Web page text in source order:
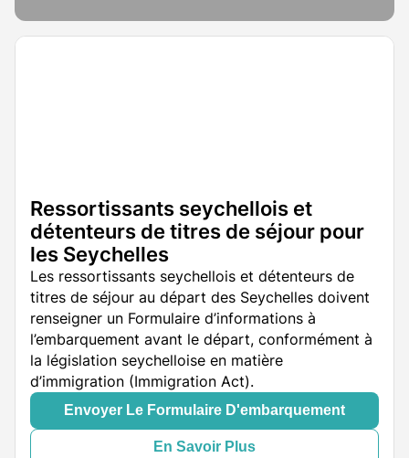
Ressortissants seychellois et
détenteurs de titres de séjour pour
les Seychelles
Les ressortissants seychellois et détenteurs de
titres de séjour au départ des Seychelles doivent
renseigner un Formulaire d’informations à
l’embarquement avant le départ, conformément à
la législation seychelloise en matière
d’immigration (Immigration Act).
Envoyer Le Formulaire D'embarquement
En Savoir Plus